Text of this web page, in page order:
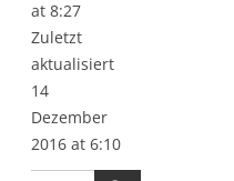
at 8:27
Zuletzt
aktualisiert
14
Dezember
2016 at 6:10